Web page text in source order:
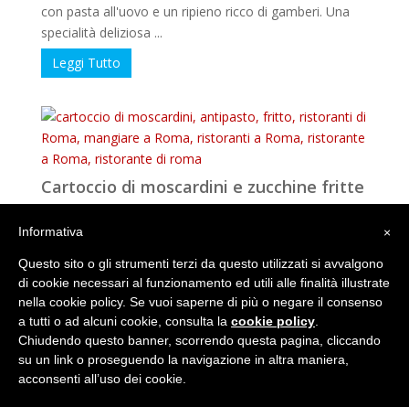
con pasta all'uovo e un ripieno ricco di gamberi. Una
specialità deliziosa ...
Leggi Tutto
Cartoccio di moscardini e zucchine fritte
Cartoccio di moscardini Cartoccio di moscardini e
moscardini, uno dei molluschi ...
Leggi Tutto
Strudel di baccalà con purea di piselli
×
Informativa
Questo sito o gli strumenti terzi da questo utilizzati si avvalgono
di cookie necessari al funzionamento ed utili alle finalità illustrate
nella cookie policy. Se vuoi saperne di più o negare il consenso
a tutti o ad alcuni cookie, consulta la cookie policy
Chiudendo questo banner, scorrendo questa pagina, cliccando
su un link o proseguendo la navigazione in altra maniera,
acconsenti all’uso dei cookie.